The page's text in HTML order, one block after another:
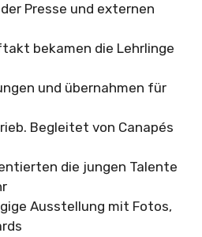
Presse und externen
bekamen die Lehrlinge
und übernahmen für
Begleitet von Canapés
die jungen Talente
Ausstellung mit Fotos,